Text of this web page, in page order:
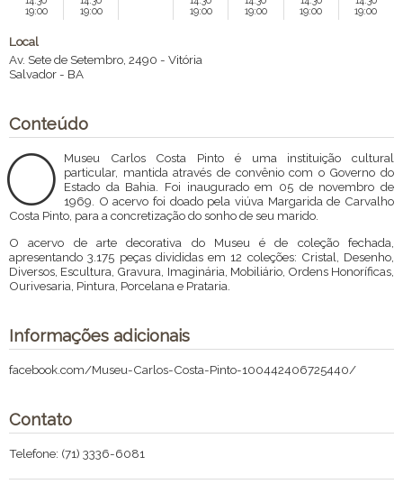
19:00
19:00
19:00
19:00
19:00
19:00
Local
Av. Sete de Setembro, 2490 - Vitória
Salvador - BA
Conteúdo
O
Museu Carlos Costa Pinto é uma instituição cultural
particular, mantida através de convênio com o Governo do
Estado da Bahia. Foi inaugurado em 05 de novembro de
1969. O acervo foi doado pela viúva Margarida de Carvalho
Costa Pinto, para a concretização do sonho de seu marido.
O acervo de arte decorativa do Museu é de coleção fechada,
apresentando 3.175 peças divididas em 12 coleções: Cristal, Desenho,
Diversos, Escultura, Gravura, Imaginária, Mobiliário, Ordens Honoríficas,
Ourivesaria, Pintura, Porcelana e Prataria.
Informações adicionais
facebook.com/Museu-Carlos-Costa-Pinto-100442406725440/
Contato
Telefone: (71) 3336-6081